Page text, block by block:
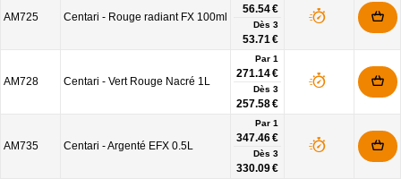
AM725 Centari - Rouge radiant FX 100ml
56.54 €
Dès 3
53.71 €
AM728 Centari - Vert Rouge Nacré 1L
Par 1
271.14 €
Dès 3
257.58 €
AM735 Centari - Argenté EFX 0.5L
Par 1
347.46 €
Dès 3
330.09 €